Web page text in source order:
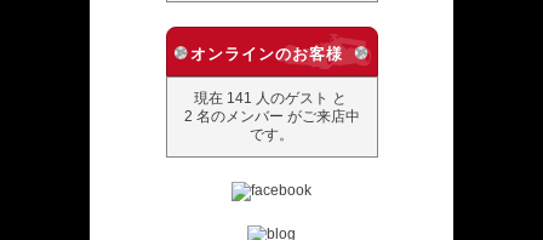
オンラインのお客様
現在 141 人のゲスト と
2 名のメンバー がご来店中
です。